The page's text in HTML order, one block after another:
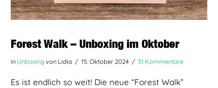
Forest Walk – Unboxing im Oktober
in Unboxing von Lidia 15. Oktober 2024 31 Kommentare
Es ist endlich so weit! Die neue “Forest Walk”